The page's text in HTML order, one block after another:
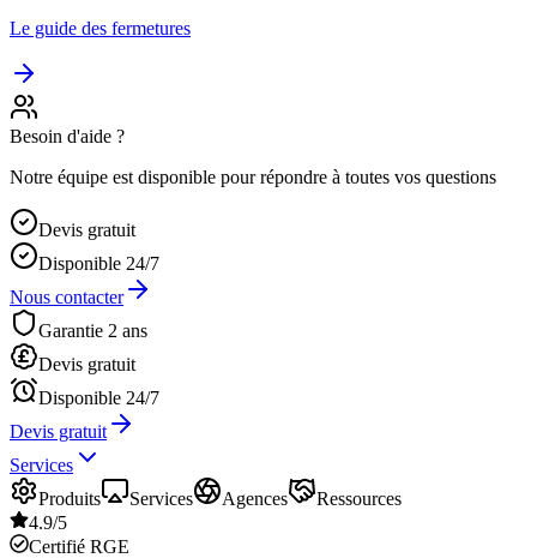
Le guide des fermetures
Besoin d'aide ?
Notre équipe est disponible pour répondre à toutes vos questions
Devis gratuit
Disponible 24/7
Nous contacter
Garantie 2 ans
Devis gratuit
Disponible 24/7
Devis gratuit
Services
Produits
Services Agences
Ressources
4.9/5
Certifié RGE